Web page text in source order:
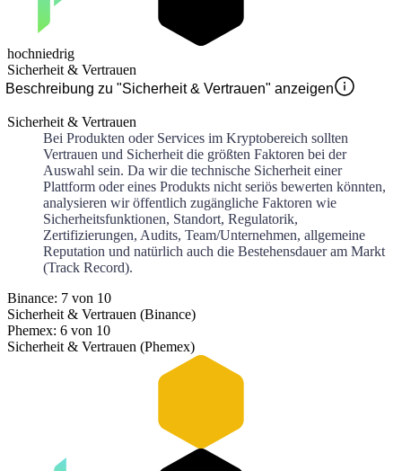
hochniedrig
Sicherheit & Vertrauen
Beschreibung zu "Sicherheit & Vertrauen" anzeigen
Sicherheit & Vertrauen
Bei Produkten oder Services im Kryptobereich sollten
Vertrauen und Sicherheit die größten Faktoren bei der
Auswahl sein. Da wir die technische Sicherheit einer
Plattform oder eines Produkts nicht seriös bewerten könnten,
analysieren wir öffentlich zugängliche Faktoren wie
Sicherheitsfunktionen, Standort, Regulatorik,
Zertifizierungen, Audits, Team/Unternehmen, allgemeine
Reputation und natürlich auch die Bestehensdauer am Markt
(Track Record).
Binance: 7 von 10
Sicherheit & Vertrauen (Binance)
Phemex: 6 von 10
Sicherheit & Vertrauen (Phemex)